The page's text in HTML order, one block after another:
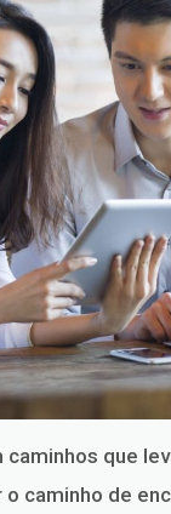
que
caminho de